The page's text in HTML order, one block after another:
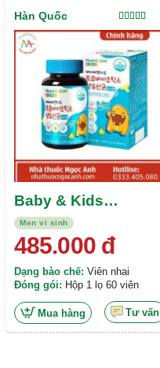
Men vi sinh
Baby & Kids
Probiotics Live
Lactic Acid Bacteria
Được xếp
hạng5.00
sao
485.000đ
Dạng bào chế: Viên nhai
Đóng gói: Hộp 1 lọ 60 viên
Mua hàng Tư vấn
Hàn Quốc